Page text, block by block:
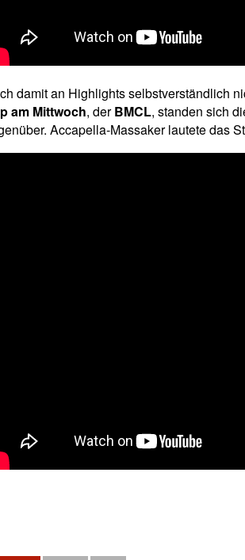
damit an Highlights selbstverständlich
am Mittwoch, derBMCL, standen sich
Accapella-Massaker lautete das